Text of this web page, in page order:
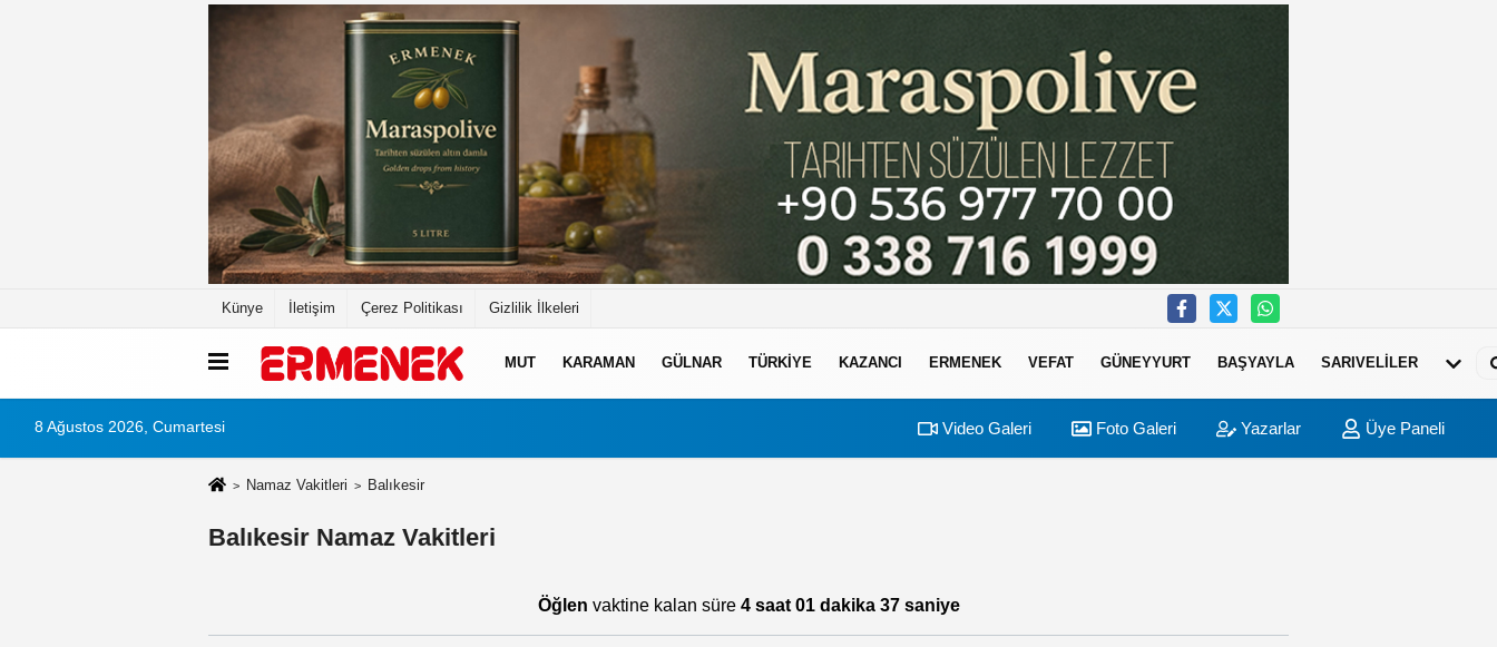
Künye İletişim Çerez Politikası Gizlilik İlkeleri
MUT KARAMAN GÜLNAR TÜRKIYE KAZANCI ERMENEK VEFAT GÜNEYYURT BAŞYAYLA SARIVELİLER
8 Ağustos 2026, Cumartesi Video Galeri Foto Galeri Yazarlar Üye Paneli
Namaz Vakitleri Balıkesir
Balıkesir Namaz Vakitleri
Öğlen vaktine kalan süre 4 saat 01 dakika 37 saniye